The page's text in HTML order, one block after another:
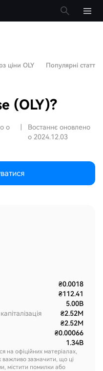
ціни OLY Популярні статті
(OLY)?
о
Востаннє оновлено
о 2024.12.03
₴0.0018
₴112.41
5.00B
₴2.52M
₴2.52M
₴0.00066
1.34B
на офіційних матеріалах,
зазначити, що ці
містити помилки або